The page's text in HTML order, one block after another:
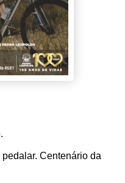
Centenário da